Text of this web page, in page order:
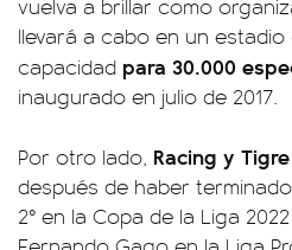
vuelva a brillar como
llevará a cabo en un
capacidad para 30.000
inaugurado en julio de 2017.
Por otro lado, Racing y
después de haber
2° en la Copa de la Liga